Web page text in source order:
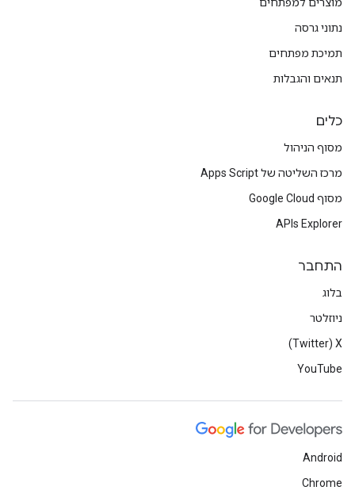
נתוני גרסה
תמיכת מפתחים
תנאים והגבלות
כלים
מסוף הניהול
מרכז השליטה של Apps Script
מסוף Google Cloud
APIs Explorer
התחבר
בלוג
ניוזלטר
X‏ (Twitter)
YouTube
Android
Chrome